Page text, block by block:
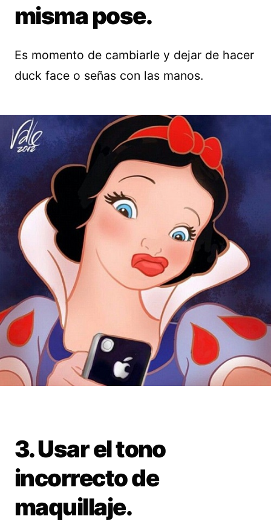
misma pose.
Es momento de cambiarle y dejar de hacer
duck face o señas con las manos.
3. Usar el tono
incorrecto de
maquillaje.